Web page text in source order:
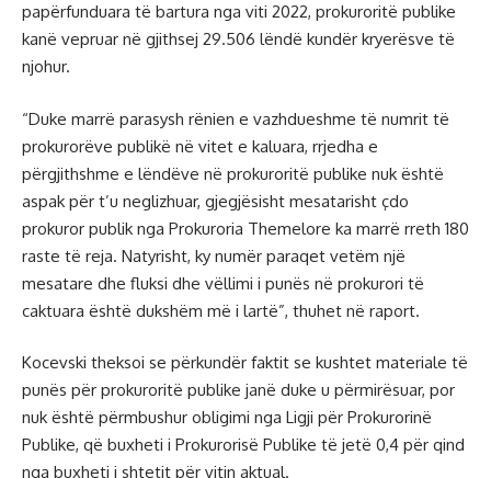
papërfunduara të bartura nga viti 2022, prokuroritë publike
kanë vepruar në gjithsej 29.506 lëndë kundër kryerësve të
njohur.
“Duke marrë parasysh rënien e vazhdueshme të numrit të
prokurorëve publikë në vitet e kaluara, rrjedha e
përgjithshme e lëndëve në prokuroritë publike nuk është
aspak për t’u neglizhuar, gjegjësisht mesatarisht çdo
prokuror publik nga Prokuroria Themelore ka marrë rreth 180
raste të reja. Natyrisht, ky numër paraqet vetëm një
mesatare dhe fluksi dhe vëllimi i punës në prokurori të
caktuara është dukshëm më i lartë”, thuhet në raport.
Kocevski theksoi se përkundër faktit se kushtet materiale të
punës për prokuroritë publike janë duke u përmirësuar, por
nuk është përmbushur obligimi nga Ligji për Prokurorinë
Publike, që buxheti i Prokurorisë Publike të jetë 0,4 për qind
nga buxheti i shtetit për vitin aktual.